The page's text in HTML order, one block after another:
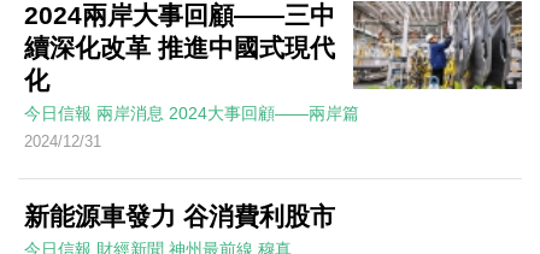
2024兩岸大事回顧——三中
續深化改革 推進中國式現代
化
今日信報 兩岸消息 2024大事回顧——兩岸篇
2024/12/31
新能源車發力 谷消費利股市
今日信報 財經新聞 神州最前線 穆真